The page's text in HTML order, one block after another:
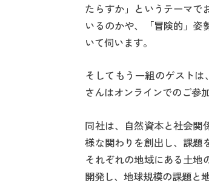
たらすか」というテーマで
いるのかや、「冒険的」姿
いて伺います。
そしてもう一組のゲストは
さんはオンラインでのご参
同社は、自然資本と社会関
様な関わりを創出し、課題
それぞれの地域にある土地
開発し、地球規模の課題と